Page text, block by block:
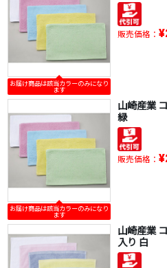
お届け商品は該当カラーのみになり
ます
販売価格：
お届け商品は該当カラーのみになり
ます
山崎産業
緑
販売価格：
山崎産業
入り 白